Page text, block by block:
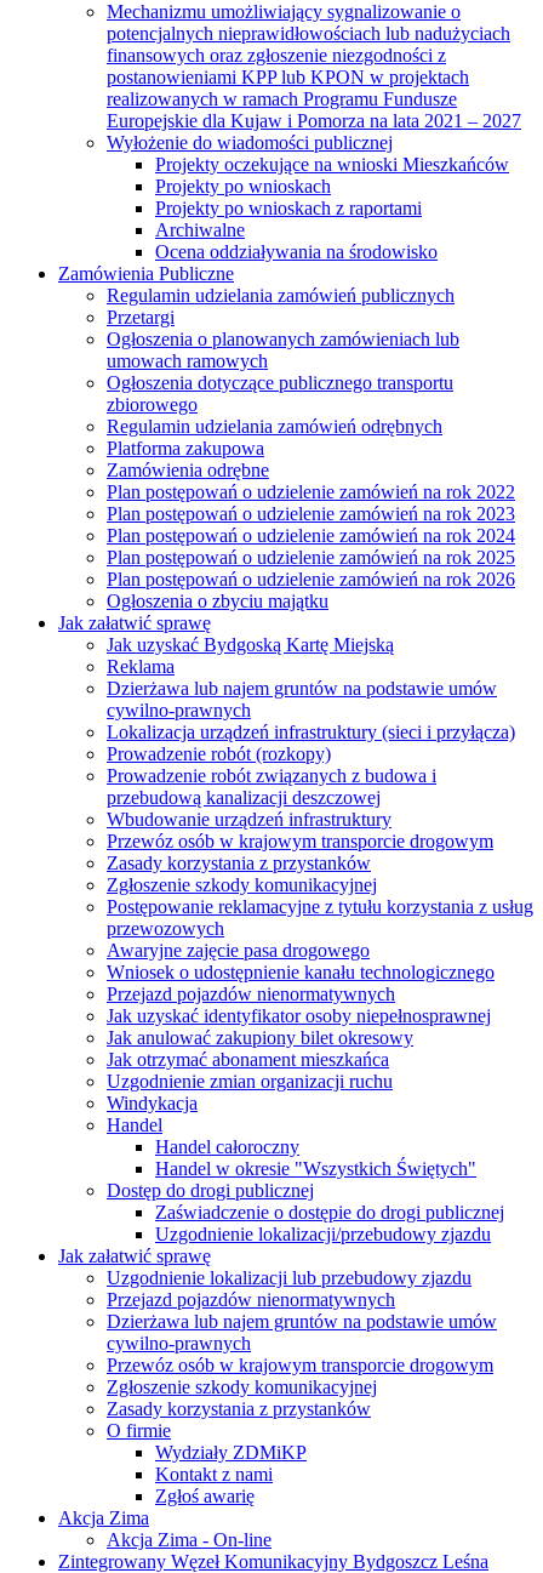
Mechanizmu umożliwiający sygnalizowanie o
potencjalnych nieprawidłowościach lub nadużyciach
finansowych oraz zgłoszenie niezgodności z
postanowieniami KPP lub KPON w projektach
realizowanych w ramach Programu Fundusze
Europejskie dla Kujaw i Pomorza na lata 2021 – 2027
Wyłożenie do wiadomości publicznej
Projekty oczekujące na wnioski Mieszkańców
Projekty po wnioskach
Projekty po wnioskach z raportami
Archiwalne
Ocena oddziaływania na środowisko
Zamówienia Publiczne
Regulamin udzielania zamówień publicznych
Przetargi
Ogłoszenia o planowanych zamówieniach lub
umowach ramowych
Ogłoszenia dotyczące publicznego transportu
zbiorowego
Regulamin udzielania zamówień odrębnych
Platforma zakupowa
Zamówienia odrębne
Plan postępowań o udzielenie zamówień na rok 2022
Plan postępowań o udzielenie zamówień na rok 2023
Plan postępowań o udzielenie zamówień na rok 2024
Plan postępowań o udzielenie zamówień na rok 2025
Plan postępowań o udzielenie zamówień na rok 2026
Ogłoszenia o zbyciu majątku
Jak załatwić sprawę
Jak uzyskać Bydgoską Kartę Miejską
Reklama
Dzierżawa lub najem gruntów na podstawie umów
cywilno-prawnych
Lokalizacja urządzeń infrastruktury (sieci i przyłącza)
Prowadzenie robót (rozkopy)
Prowadzenie robót związanych z budowa i
przebudową kanalizacji deszczowej
Wbudowanie urządzeń infrastruktury
Przewóz osób w krajowym transporcie drogowym
Zasady korzystania z przystanków
Zgłoszenie szkody komunikacyjnej
Postępowanie reklamacyjne z tytułu korzystania z usług
przewozowych
Awaryjne zajęcie pasa drogowego
Wniosek o udostępnienie kanału technologicznego
Przejazd pojazdów nienormatywnych
Jak uzyskać identyfikator osoby niepełnosprawnej
Jak anulować zakupiony bilet okresowy
Jak otrzymać abonament mieszkańca
Uzgodnienie zmian organizacji ruchu
Windykacja
Handel
Handel całoroczny
Handel w okresie "Wszystkich Świętych"
Dostęp do drogi publicznej
Zaświadczenie o dostępie do drogi publicznej
Uzgodnienie lokalizacji/przebudowy zjazdu
Jak załatwić sprawę
Uzgodnienie lokalizacji lub przebudowy zjazdu
Przejazd pojazdów nienormatywnych
Dzierżawa lub najem gruntów na podstawie umów
cywilno-prawnych
Przewóz osób w krajowym transporcie drogowym
Zgłoszenie szkody komunikacyjnej
Zasady korzystania z przystanków
O firmie
Wydziały ZDMiKP
Kontakt z nami
Zgłoś awarię
Akcja Zima
Akcja Zima - On-line
Zintegrowany Węzeł Komunikacyjny Bydgoszcz Leśna